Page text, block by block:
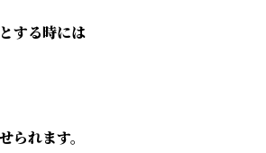
する時には
られます。